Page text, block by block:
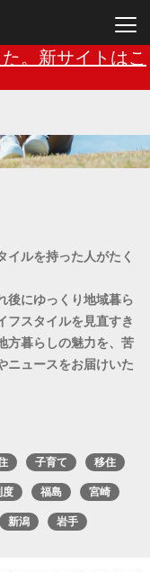
。新サイトはこ
イルを持った人がたく
後にゆっくり地域暮ら
フスタイルを見直すき
方暮らしの魅力を、苦
ニュースをお届けいた
子育て 移住
度 福島 宮崎
新潟 岩手